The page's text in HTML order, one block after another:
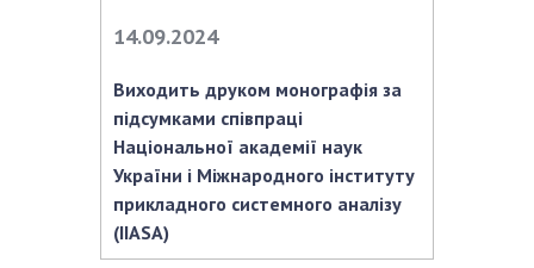
Відкрита наука в НАН України
Підготовка наукових кадрів
МІЖНАРОДНЕ СПІВРОБІТНИЦТВО
Членство в міжнародних організаціях
Міжнародні угоди
14.09.2024
Виходить друком монографія за
підсумками співпраці
Національної академії наук
України і Міжнародного інституту
прикладного системного аналізу
(IIASA)